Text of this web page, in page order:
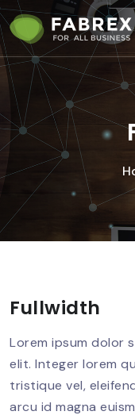
Fullwidth
Lorem ipsum dolor
elit. Integer lorem
tristique vel,
arcu id magna